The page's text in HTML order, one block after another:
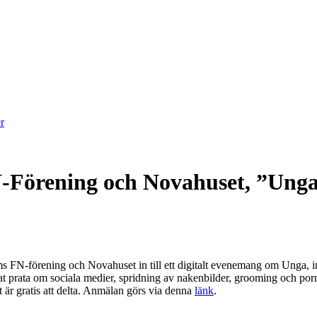
och Novahuset,
FN-förening och Novahuset in till ett digitalt evenemang om Unga,
prata om sociala medier, spridning av nakenbilder, grooming och
gratis att delta. Anmälan görs via denna länk.